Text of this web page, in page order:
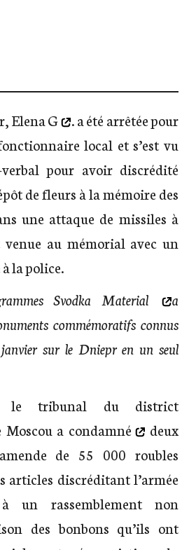
Elena G
. a été arrêtée pour
local et s’est vu
verbal pour avoir discrédité
de fleurs à la mémoire des
une attaque de missiles à
au mémorial avec un
la police.
Svodka Material
a
commémoratifs connus
sur le Dniepr en un seul
le tribunal du district
Moscou a condamné
deux
de 55 000 roubles
articles discréditant l’armée
un rassemblement non
des bonbons qu’ils ont